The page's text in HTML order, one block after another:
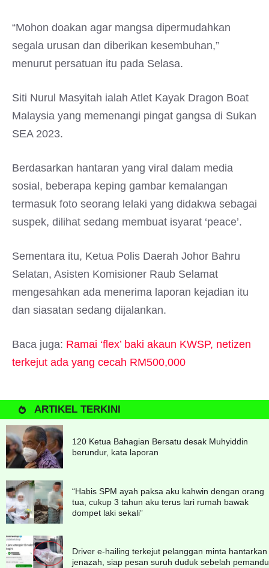
“Mohon doakan agar mangsa dipermudahkan
segala urusan dan diberikan kesembuhan,”
menurut persatuan itu pada Selasa.
Siti Nurul Masyitah ialah Atlet Kayak Dragon Boat
Malaysia yang memenangi pingat gangsa di Sukan
SEA 2023.
Berdasarkan hantaran yang viral dalam media
sosial, beberapa keping gambar kemalangan
termasuk foto seorang lelaki yang didakwa sebagai
suspek, dilihat sedang membuat isyarat ‘peace’.
Sementara itu, Ketua Polis Daerah Johor Bahru
Selatan, Asisten Komisioner Raub Selamat
mengesahkan ada menerima laporan kejadian itu
dan siasatan sedang dijalankan.
Baca juga: Ramai ‘flex’ baki akaun KWSP, netizen
terkejut ada yang cecah RM500,000
ARTIKEL TERKINI
120 Ketua Bahagian Bersatu desak Muhyiddin
berundur, kata laporan
“Habis SPM ayah paksa aku kahwin dengan orang
tua, cukup 3 tahun aku terus lari rumah bawak
dompet laki sekali”
Driver e-hailing terkejut pelanggan minta hantarkan
jenazah, siap pesan suruh duduk sebelah pemandu